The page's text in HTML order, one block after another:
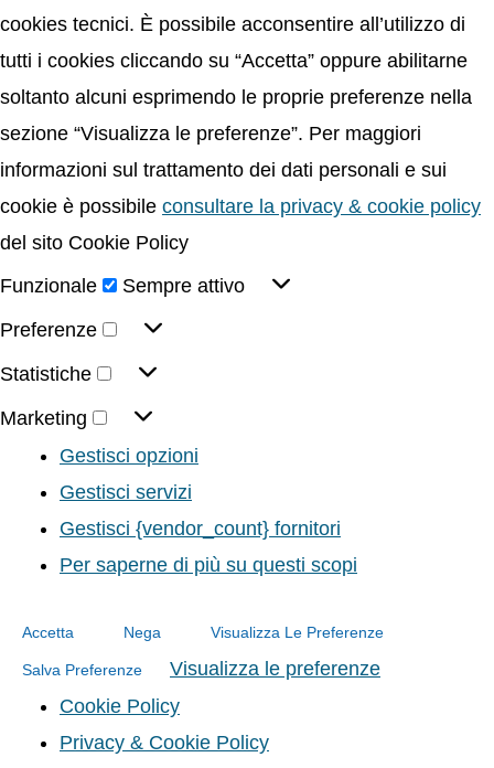
cookies tecnici. È possibile acconsentire all’utilizzo di
tutti i cookies cliccando su “Accetta” oppure abilitarne
soltanto alcuni esprimendo le proprie preferenze nella
sezione “Visualizza le preferenze”. Per maggiori
informazioni sul trattamento dei dati personali e sui
cookie è possibile consultare la privacy & cookie policy
del sito Cookie Policy
Funzionale
Sempre attivo
Preferenze
Statistiche
Marketing
Gestisci opzioni
Gestisci servizi
Gestisci {vendor_count} fornitori
Per saperne di più su questi scopi
Accetta Nega Visualizza Le Preferenze
Salva Preferenze
Visualizza le preferenze
Cookie Policy
Privacy & Cookie Policy